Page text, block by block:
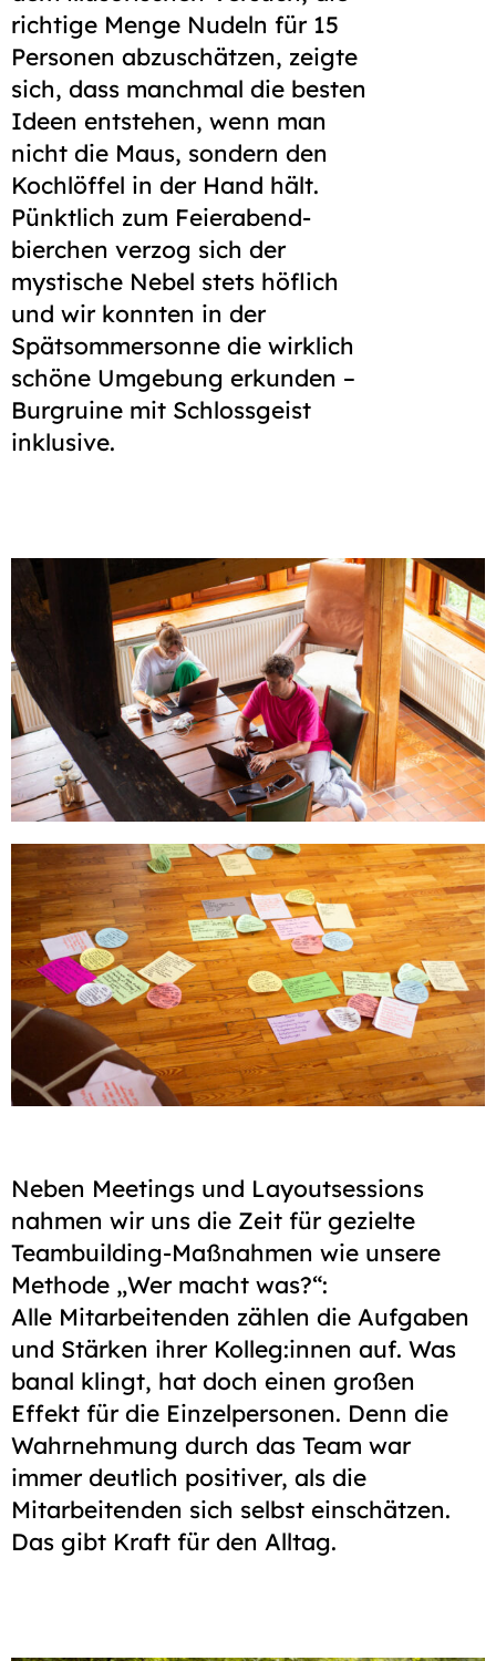
richtige Menge Nudeln für 15
Personen abzuschätzen, zeigte
sich, dass manchmal die besten
Ideen entstehen, wenn man
nicht die Maus, sondern den
Koch­löffel in der Hand hält.
Pünktlich zum Feierabend­
bierchen verzog sich der
mystische Nebel stets höflich
und wir konnten in der
Spätsommer­sonne die wirklich
schöne Umgebung erkunden –
Burg­ruine mit Schloss­geist
inklusive.
Neben Meetings und Layout­sessions
nahmen wir uns die Zeit für gezielte
Team­building-Maßnahmen wie unsere
Methode „Wer macht was?“:
Alle Mitarbeitenden zählen die Aufgaben
und Stärken ihrer Kolleg:innen auf. Was
banal klingt, hat doch einen großen
Effekt für die Einzel­personen. Denn die
Wahrnehmung durch das Team war
immer deutlich positiver, als die
Mitarbeitenden sich selbst einschätzen.
Das gibt Kraft für den Alltag.